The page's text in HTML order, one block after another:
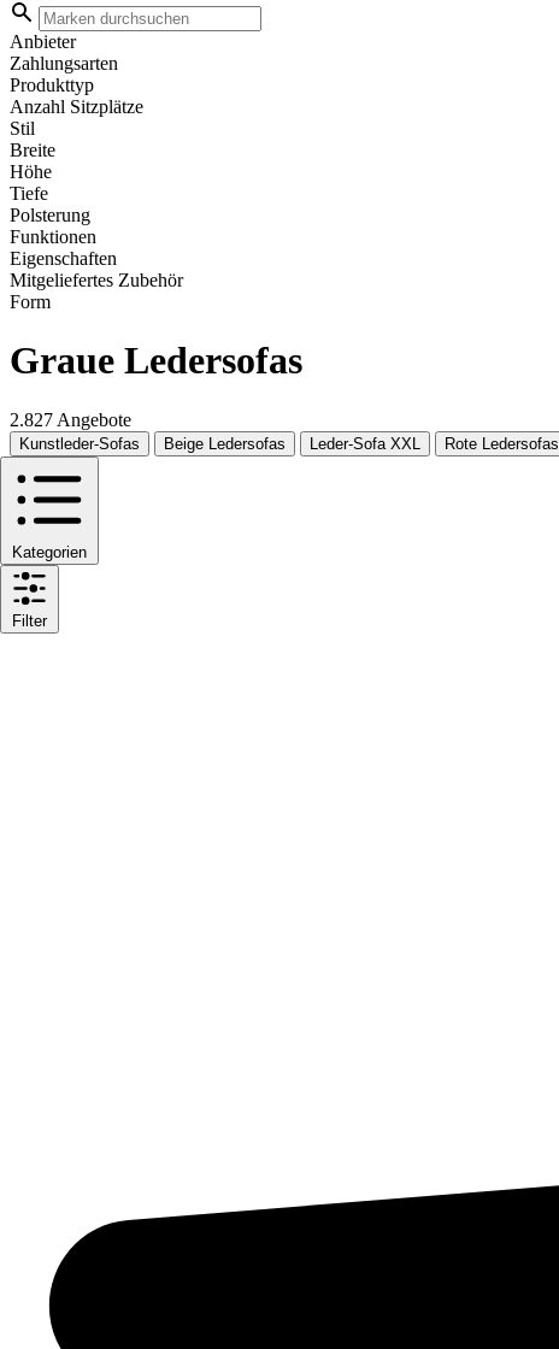
Anbieter
Zahlungsarten
Produkttyp
Anzahl Sitzplätze
Stil
Breite
Höhe
Tiefe
Polsterung
Funktionen
Eigenschaften
Mitgeliefertes Zubehör
Form
Graue Ledersofas
2.827 Angebote
Kunstleder-Sofas Beige Ledersofas Leder-Sofa XXL Rote Ledersofas
Kategorien
Filter